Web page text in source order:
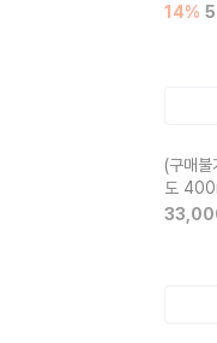
14%
(구매불
도